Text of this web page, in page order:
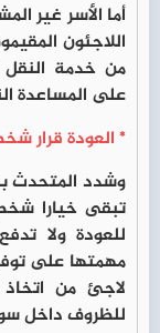
أما الأسر غير
اللاجئون
من خدمة
على المساعدة
* العودة قرار
وشدد المتحدث
تبقى خيارا
للعودة ولا
مهمتها على
لاجئ من
للظروف داخل